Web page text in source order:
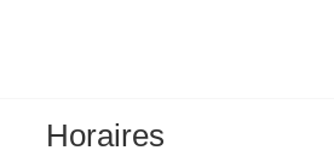
Horaires